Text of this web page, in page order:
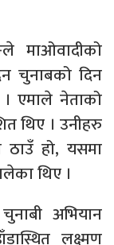
माओवादीको
चुनाबको दिन
एमाले नेताको
थिए । उनीहरु
हो, यसमा
थिए ।
अभियान
लक्ष्मण